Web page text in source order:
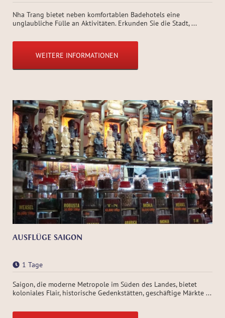
Nha Trang bietet neben komfortablen Badehotels eine
unglaubliche Fülle an Aktivitäten. Erkunden Sie die Stadt, ...
WEITERE INFORMATIONEN
AUSFLÜGE SAIGON
1 Tage
Saigon, die moderne Metropole im Süden des Landes, bietet
koloniales Flair, historische Gedenkstätten, geschäftige Märkte ...